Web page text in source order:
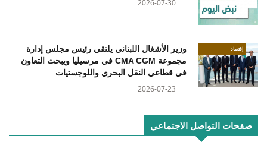
2026-07-30
إقتصاد
وزير الأشغال اللبناني يلتقي رئيس مجلس إدارة
مجموعة CMA CGM في مرسيليا ويبحث التعاون
في قطاعي النقل البحري واللوجستيات
2026-07-23
صفحات التواصل الاجتماعي